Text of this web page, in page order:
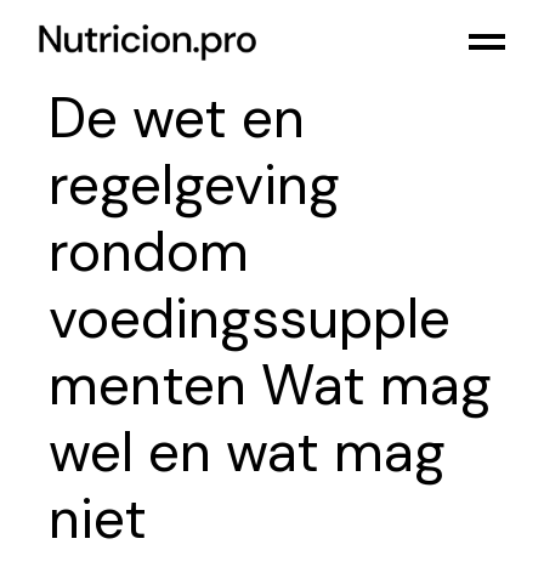
De wet en
regelgeving
rondom
voedingssupple
menten Wat mag
wel en wat mag
niet